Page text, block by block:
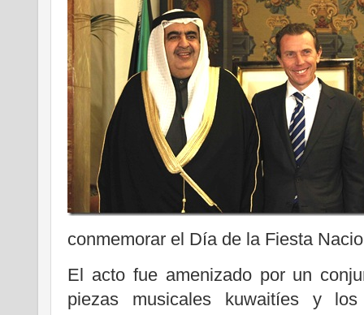
conmemorar el Día de la Fiesta
El acto fue amenizado por un
piezas musicales kuwaitíes y